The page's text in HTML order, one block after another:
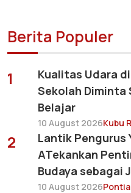
Berita Populer
1
Kualitas Udara
Sekolah
Belajar
10 August 2026Kubu
2
Lantik Pengurus
ATekankan
Budaya sebagai
10 August 2026